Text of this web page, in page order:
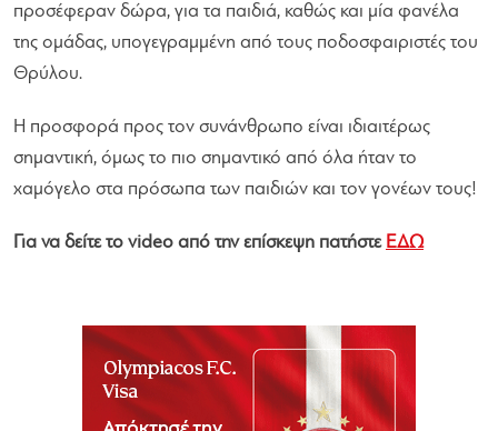
προσέφεραν δώρα, για τα παιδιά, καθώς και μία φανέλα
της ομάδας, υπογεγραμμένη από τους ποδοσφαιριστές του
Θρύλου.
Η προσφορά προς τον συνάνθρωπο είναι ιδιαιτέρως
σημαντική, όμως το πιο σημαντικό από όλα ήταν το
χαμόγελο στα πρόσωπα των παιδιών και τον γονέων τους!
Για να δείτε το video από την επίσκεψη πατήστε ΕΔΩ